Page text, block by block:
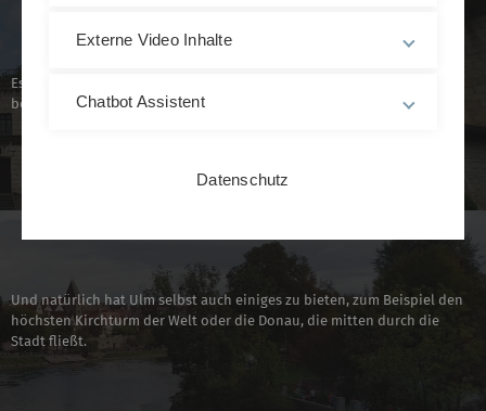
Es gibt Professoren mit Industrieerfahrung - dadurch können
besonders praxisnahe Inhalte gelehrt werden.
Und natürlich hat Ulm selbst auch einiges zu bieten, zum Beispiel den
höchsten Kirchturm der Welt oder die Donau, die mitten durch die
Stadt fließt.
Externe Video Inhalte
Chatbot Assistent
Datenschutz